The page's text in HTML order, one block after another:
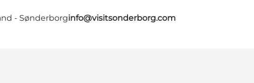
- Sønderborginfo@visitsonderborg.com